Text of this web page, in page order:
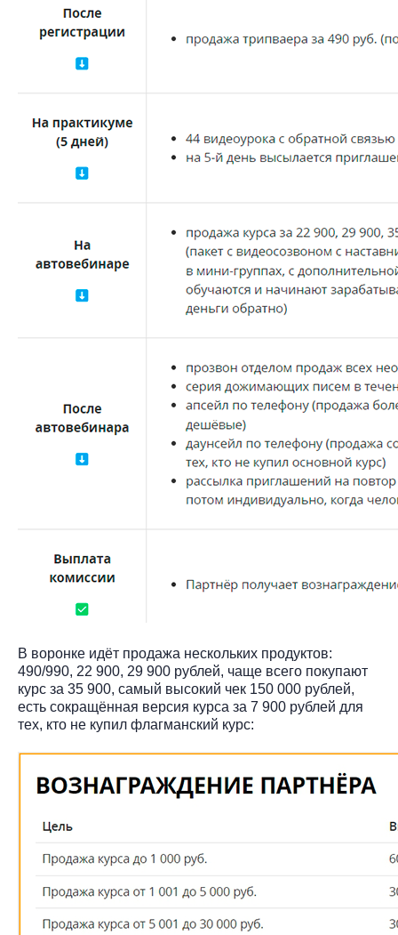
В воронке идёт продажа нескольких продуктов:
490/990, 22 900, 29 900 рублей, чаще всего покупают
курс за 35 900, самый высокий чек 150 000 рублей,
есть сокращённая версия курса за 7 900 рублей для
тех, кто не купил флагманский курс: